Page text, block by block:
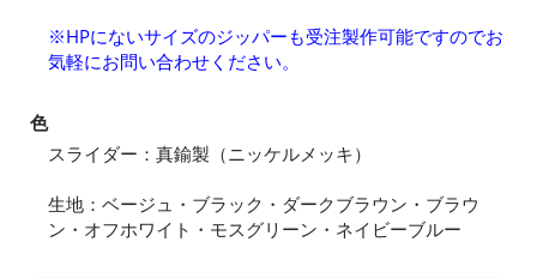
※HPにないサイズのジッパーも受注製作可能ですのでお
気軽にお問い合わせください。
色
スライダー：真鍮製（ニッケルメッキ）
生地：ベージュ・ブラック・ダークブラウン・ブラウ
ン・オフホワイト・モスグリーン・ネイビーブルー